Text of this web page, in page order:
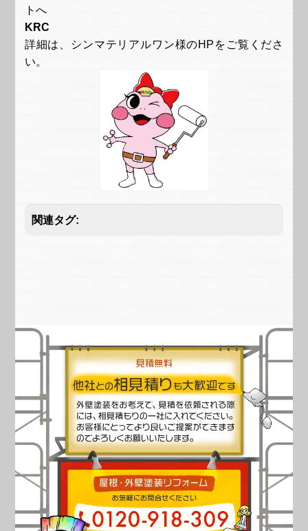
トへ
KRC
詳細は、シンマテリアルワン様のHPをご覧くださ
い。
関連タグ: